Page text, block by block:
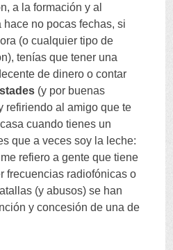
,a la formación y al
hace no pocas fechas,si
(o cualquier tipo de
),tenías que tener una
de dinero o contar
(y por buenas
refiriendo al amigo que te
cuando tienes un
que a veces soy la leche:
me refiero a gente que tiene
frecuencias radiofónicas o
(y abusos)se han
y concesión de una de